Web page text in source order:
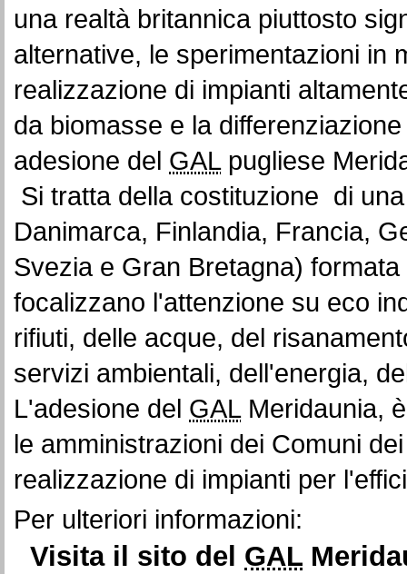
una realtà britannica piuttosto
alternative, le sperimentazioni in
realizzazione di impianti
da biomasse e la
adesione del GALpugliese
Si tratta della costituzione di
Danimarca, Finlandia, Francia,
Svezia e Gran Bretagna)
focalizzano l'attenzione su eco
rifiuti, delle acque, del
servizi ambientali, dell'energia,
L'adesione del GALMeridaunia,
le amministrazioni dei Comuni
realizzazione di impianti per
Per ulteriori informazioni:
Visita il sito del GAL